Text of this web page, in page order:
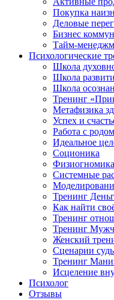
Покупка
Деловые
Бизнес
Тайм-
Психологические
Школа
Школа
Школа
Тренинг
Метафизика
Успех и
Работа с родом
Идеальное
Соционика
Физиогномика
Системные
Тренинг
Как найти
Тренинг
Тренинг
Женский
Сценарии
Тренинг
Исцеление
Психолог
Отзывы